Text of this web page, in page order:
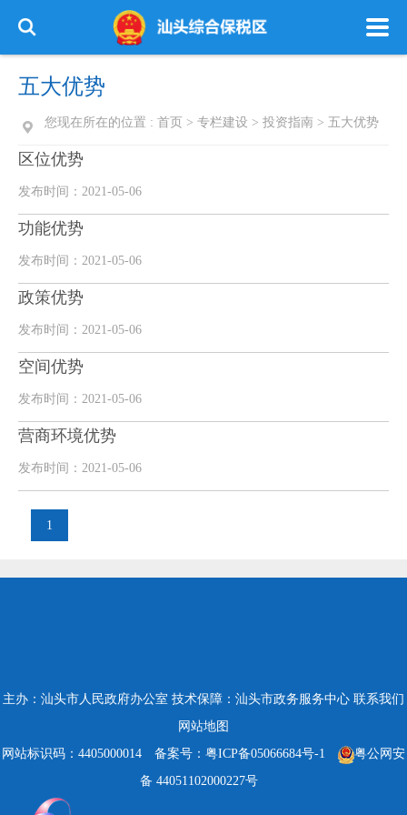
五大优势
您现在所在的位置 : 首页 > 专栏建设 > 投资指南 > 五大优势
区位优势
发布时间：2021-05-06
功能优势
发布时间：2021-05-06
政策优势
发布时间：2021-05-06
空间优势
发布时间：2021-05-06
营商环境优势
发布时间：2021-05-06
1
主办：汕头市人民政府办公室 技术保障：汕头市政务服务中心 联系我们
网站地图
网站标识码：4405000014
备案号：粤ICP备05066684号-1
粤公网安
备 44051102000227号